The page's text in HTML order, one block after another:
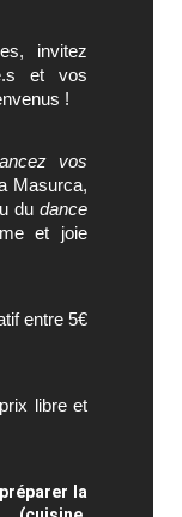
invitez
et vos
!
vos
Masurca,
du dance
et joie
entre 5€
libre et
la